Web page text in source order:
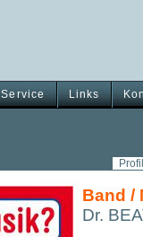
Service Links
Profil
Band /
Dr.